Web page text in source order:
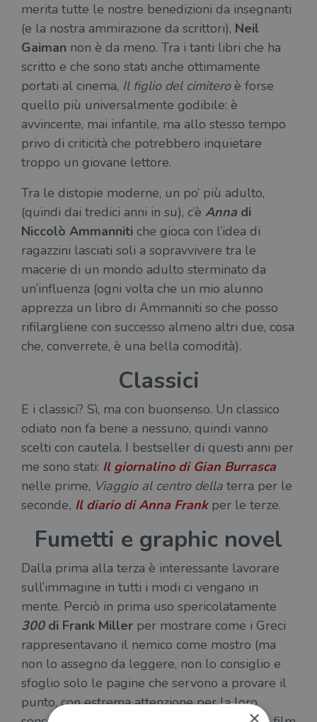
merita tutte le nostre benedizioni da insegnanti
(e la nostra ammirazione da scrittori), Neil
Gaiman non è da meno. Tra i tanti libri che ha
scritto e che sono stati anche ottimamente
portati al cinema, Il figlio del cimiteroè forse
quello più universalmente godibile: è
avvincente, mai infantile, ma allo stesso tempo
privo di criticità che potrebbero inquietare
troppo un giovane lettore.
Tra le distopie moderne, un po’ più adulto,
(quindi dai tredici anni in su), c’è Anna di
Niccolò Ammanniti che gioca con l’idea di
ragazzini lasciati soli a sopravvivere tra le
macerie di un mondo adulto sterminato da
un’influenza (ogni volta che un mio alunno
apprezza un libro di Ammanniti so che posso
rifilargliene con successo almeno altri due, cosa
che, converrete, è una bella comodità).
Classici
E i classici? Sì, ma con buonsenso. Un classico
odiato non fa bene a nessuno, quindi vanno
scelti con cautela. I bestseller di questi anni per
me sono stati: Il giornalino di Gian Burrasca
nelle prime, Viaggio al centro della terra per le
seconde, Il diario di Anna Frankper le terze.
Fumetti e graphic novel
Dalla prima alla terza è interessante lavorare
sull’immagine in tutti i modi ci vengano in
mente. Perciò in prima uso spericolatamente
300 di Frank Miller per mostrare come i Greci
rappresentavano il nemico come mostro (ma
non lo assegno da leggere, non lo consiglio e
sfoglio solo le pagine che servono a provare il
punto, con estrema attenzione per la loro